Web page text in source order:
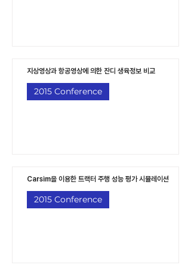
지상영상과 항공영상에 의한 잔디 생육정보 비교
2015 Conference
Carsim을 이용한 트랙터 주행 성능 평가 시뮬레이션
2015 Conference